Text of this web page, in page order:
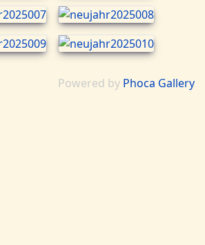
Powered by Phoca Gallery